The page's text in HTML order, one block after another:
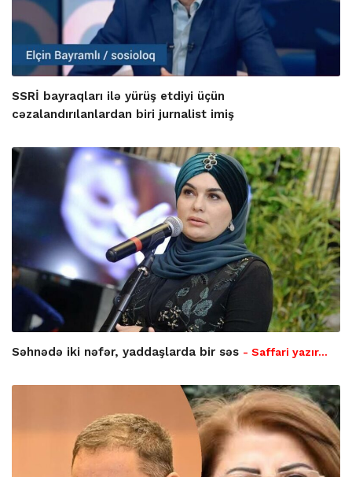
SSRİ bayraqları ilə yürüş etdiyi üçün
cəzalandırılanlardan biri jurnalist imiş
Səhnədə iki nəfər, yaddaşlarda bir səs - Saffari yazır…